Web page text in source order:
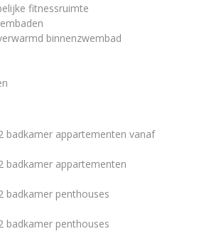
fitnessruimte
binnenzwembad
badkamer appartementen vanaf
badkamer appartementen
badkamer penthouses
badkamer penthouses